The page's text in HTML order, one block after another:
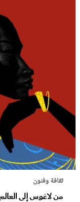
ثقافة وفنون